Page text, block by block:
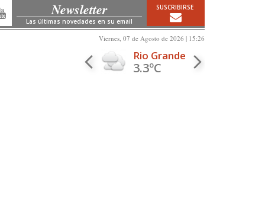
Newsletter
Las últimas novedades en su email
SUSCRIBIRSE
Viernes, 07 de Agosto de 2026 | 15:26
Rio Grande
3.3ºC